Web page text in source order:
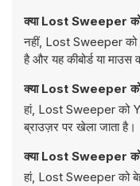
क्या Lost Sweeper को
नहीं, Lost Sweeper को
है और यह कीबोर्ड या
क्या Lost Sweeper
हां, Lost Sweeper को
ब्राउज़र पर खेला जाता है।
क्या Lost Sweeper को
हां, Lost Sweeper को